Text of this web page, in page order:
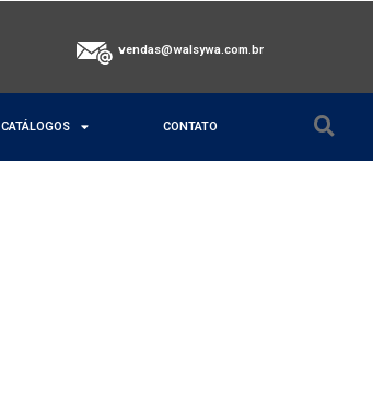
vendas@walsywa.com.br
CATÁLOGOS CONTATO